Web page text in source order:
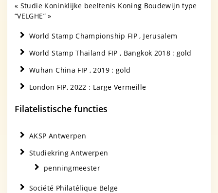
« Studie Koninklijke beeltenis Koning Boudewijn type
“VELGHE” »
World Stamp Championship FIP , Jerusalem
World Stamp Thailand FIP , Bangkok 2018 : gold
Wuhan China FIP , 2019 : gold
London FIP, 2022 : Large Vermeille
Filatelistische functies
AKSP Antwerpen
Studiekring Antwerpen
penningmeester
Société Philatélique Belge